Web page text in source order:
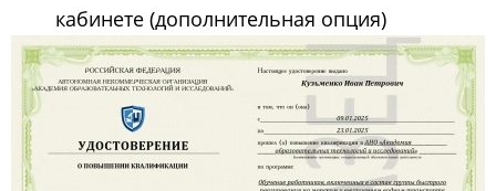
кабинете (дополнительная опция)